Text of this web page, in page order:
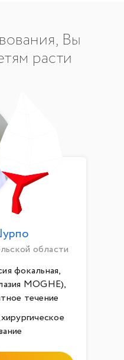
Вы
расти
области
фокальная,
MOGHE),
течение